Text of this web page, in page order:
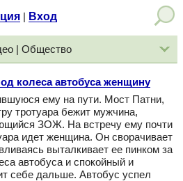
Вход
| Общество
колеса автобуса женщину
ему на пути. Мост Патни,
тротуара бежит мужчина,
ЗОЖ. На встречу ему почти
идет женщина. Он сворачивает
выталкивает ее пинком за
автобуса и спокойный и
себе дальше. Автобус успел